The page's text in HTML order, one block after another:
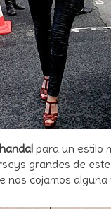
para un estilo
grandes de
nos cojamos